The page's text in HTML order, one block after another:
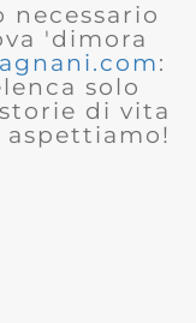
necessario
'dimora
:
solo
di vita